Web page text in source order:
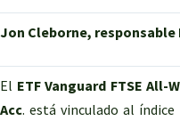
Jon Cleborne, responsable
El ETF Vanguard FTSE All-
Acc. está vinculado al índice